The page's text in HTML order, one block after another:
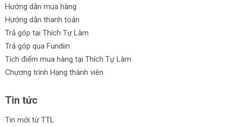
Chúng tôi cam kết mang đến cho bạn những sản phẩm thùng
đựng đồ nghề chính hãng với giá rẻ, đa dạng về mẫu mã và
tính năng.
Bên cạnh đó, chúng tôi còn cung cấp dịch vụ trả góp linh hoạt
và chính sách đổi trả trong vòng 30 ngày.
Hãy nhanh tay chọn sản phẩm phù hợp ngay bây giờ!
Hướng dẫn mua hàng
Hướng dẫn thanh toán
Trả góp tại Thích Tự Làm
Trả góp qua Fundiin
Tích điểm mua hàng tại Thích Tự Làm
Chương trình Hạng thành viên
Tin tức
Tin mới từ TTL